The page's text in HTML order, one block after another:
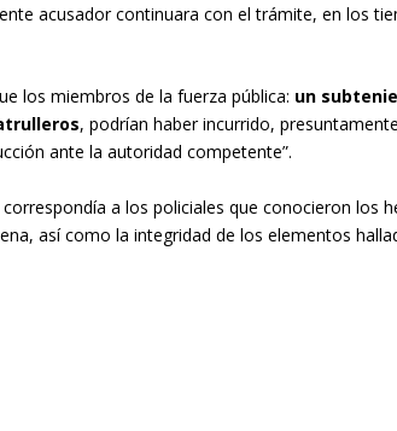
acusador continuara con el trámite, en los
los miembros de la fuerza pública: un
, podrían haber incurrido,
ante la autoridad competente”.
a los policiales que conocieron los
así como la integridad de los elementos